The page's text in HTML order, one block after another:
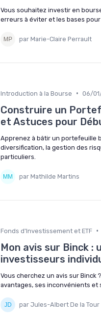
Vous souhaitez investir en
erreurs à éviter et les bases
par Marie-Claire Perrault
Introduction à la Bourse • 06/
Construire un
et Astuces pour
Apprenez à bâtir un portefeuille
diversification, la gestion des
particuliers.
par Mathilde Martins
Fonds d'Investissement et ETF •
Mon avis sur Binck
investisseurs
Vous cherchez un avis sur Binck
avantages, ses inconvénients et
par Jules-Albert De la Tour